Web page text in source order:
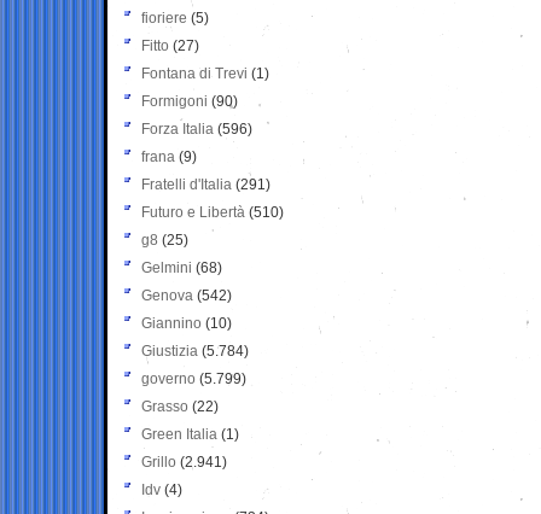
fioriere (5)
Fitto (27)
Fontana di Trevi (1)
Formigoni (90)
Forza Italia (596)
frana (9)
Fratelli d'Italia (291)
Futuro e Libertà (510)
g8 (25)
Gelmini (68)
Genova (542)
Giannino (10)
Giustizia (5.784)
governo (5.799)
Grasso (22)
Green Italia (1)
Grillo (2.941)
Idv (4)